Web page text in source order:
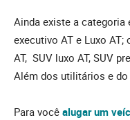
Ainda existe a categoria
executivo AT e Luxo AT;
AT, SUV luxo AT, SUV
Além dos utilitários e do
Para você alugar um